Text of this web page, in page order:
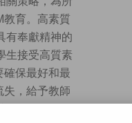
教育。高素質
有奉獻精神的
生接受高質素
確保最好和最
失，給予教師